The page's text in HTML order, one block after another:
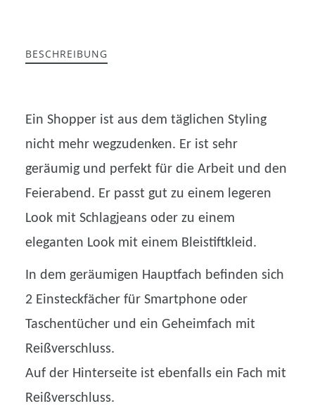
BESCHREIBUNG
Ein Shopper ist aus dem täglichen Styling
nicht mehr wegzudenken. Er ist sehr
geräumig und perfekt für die Arbeit und den
Feierabend. Er passt gut zu einem legeren
Look mit Schlagjeans oder zu einem
eleganten Look mit einem Bleistiftkleid.
In dem geräumigen Hauptfach befinden sich
2 Einsteckfächer für Smartphone oder
Taschentücher und ein Geheimfach mit
Reißverschluss.
Auf der Hinterseite ist ebenfalls ein Fach mit
Reißverschluss.